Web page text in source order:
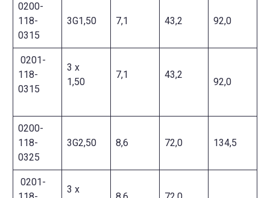
0200-
118-
0315
3G1,50 7,1 43,2 92,0
0201-
118-
0315
3 x
1,50
7,1 43,2
92,0
0200-
118-
0325
3G2,50 8,6 72,0 134,5
0201-
3 x